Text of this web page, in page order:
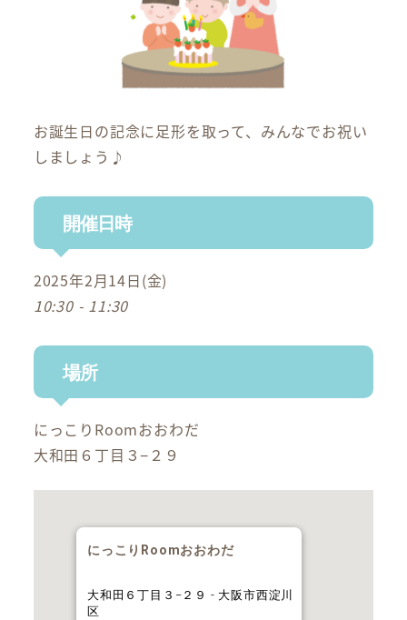
お誕生日の記念に足形を取って、みんなでお祝い
しましょう♪
開催日時
2025年2月14日(金)
10:30 - 11:30
場所
にっこりRoomおおわだ
大和田６丁目３−２９
にっこりRoomおおわだ
大和田６丁目３−２９ - 大阪市西淀川
区